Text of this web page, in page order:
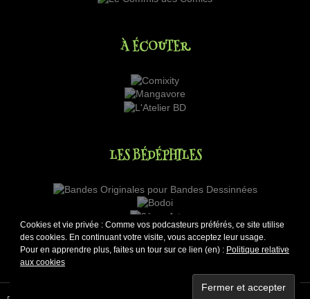
À ÉCOUTER
LES BÉDÉPHILES
Cookies et vie privée : Comme vos podcasteurs préférés, ce site utilise
des cookies. En continuant votre visite, vous acceptez leur usage.
Pour en apprendre plus, faites un tour sur ce lien (en) : Politique relative
aux cookies